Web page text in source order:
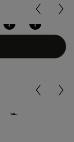
+ +